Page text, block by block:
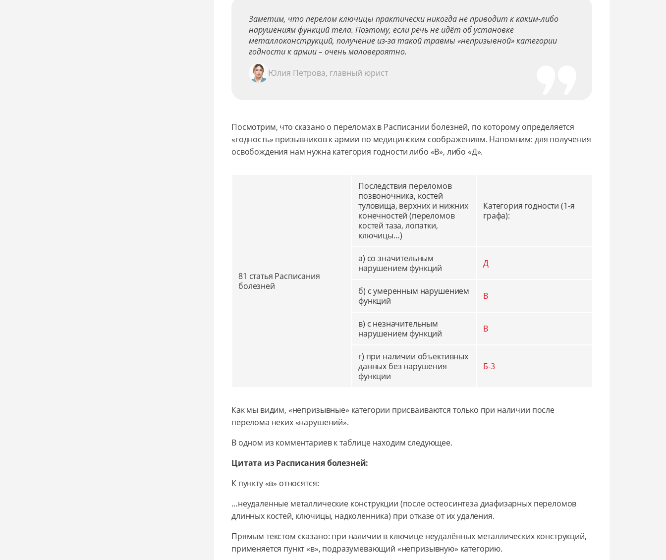
Заметим, что перелом ключицы практически никогда не приводит к каким-либо
нарушениям функций тела. Поэтому, если речь не идёт об установке
металлоконструкций, получение из-за такой травмы «непризывной» категории
годности к армии – очень маловероятно.
Юлия Петрова, главный юрист
Посмотрим, что сказано о переломах в Расписании болезней, по которому определяется
«годность» призывников к армии по медицинским соображениям. Напомним: для получения
освобождения нам нужна категория годности либо «В», либо «Д».
81 статья Расписания
болезней
Последствия переломов
позвоночника, костей
туловища, верхних и нижних
конечностей (переломов
костей таза, лопатки,
ключицы…)
Категория годности (1-я
графа):
а) со значительным
нарушением функций
Д
б) с умеренным нарушением
функций
В
в) с незначительным
нарушением функций
В
г) при наличии объективных
данных без нарушения
функции
Б-3
Как мы видим, «непризывные» категории присваиваются только при наличии после
перелома неких «нарушений».
В одном из комментариев к таблице находим следующее.
Цитата из Расписания болезней:
К пункту «в» относятся:
…неудаленные металлические конструкции (после остеосинтеза диафизарных переломов
длинных костей, ключицы, надколенника) при отказе от их удаления.
Прямым текстом сказано: при наличии в ключице неудалённых металлических конструкций,
применяется пункт «в», подразумевающий «непризывную» категорию.